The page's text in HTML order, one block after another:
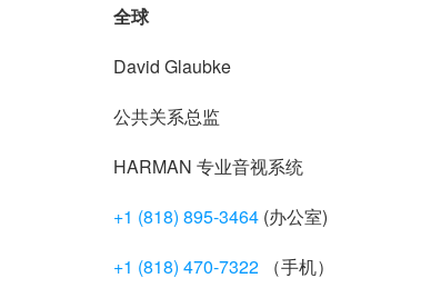
全球
David Glaubke
公共关系总监
HARMAN 专业音视系统
+1 (818) 895-3464 (办公室)
+1 (818) 470-7322 （手机）